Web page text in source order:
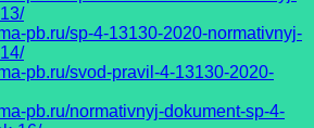
pb.ru/sp-4-13130-2020-normativnyj-
pb.ru/svod-pravil-4-13130-2020-
pb.ru/normativnyj-dokument-sp-4-